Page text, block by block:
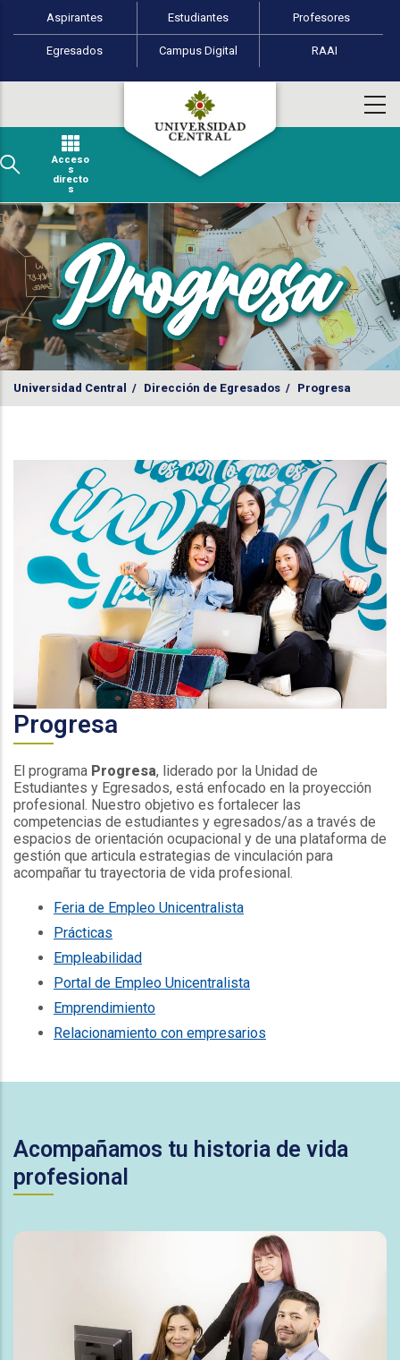
Pasar al contenido principal
Perfiles de usuario
Aspirantes Estudiantes Profesores
Egresados Campus Digital RAAI
Acceso
s
directo
s
Universidad Central / Dirección de Egresados / Progresa
Progresa
El programa Progresa, liderado por la Unidad de
Estudiantes y Egresados, está enfocado en la proyección
profesional. Nuestro objetivo es fortalecer las
competencias de estudiantes y egresados/as a través de
espacios de orientación ocupacional y de una plataforma de
gestión que articula estrategias de vinculación para
acompañar tu trayectoria de vida profesional.
Feria de Empleo Unicentralista
Prácticas
Empleabilidad
Portal de Empleo Unicentralista
Emprendimiento
Relacionamiento con empresarios
Acompañamos tu historia de vida
profesional